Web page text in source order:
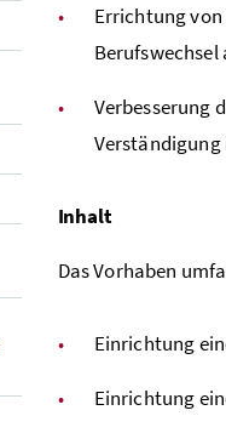
Errichtung
Berufswechsel
Verbesserung
Verständigung
Inhalt
Das Vorhaben
Einrichtung
Einrichtung